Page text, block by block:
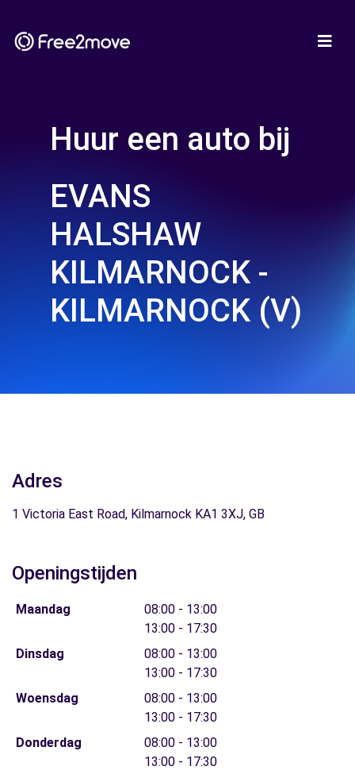
Huur een auto bij
EVANS
HALSHAW
KILMARNOCK -
KILMARNOCK (V)
Adres
1 Victoria East Road, Kilmarnock KA1 3XJ, GB
Openingstijden
Maandag
08:00 - 13:00
13:00 - 17:30
Dinsdag
08:00 - 13:00
13:00 - 17:30
Woensdag
08:00 - 13:00
13:00 - 17:30
Donderdag
08:00 - 13:00
13:00 - 17:30